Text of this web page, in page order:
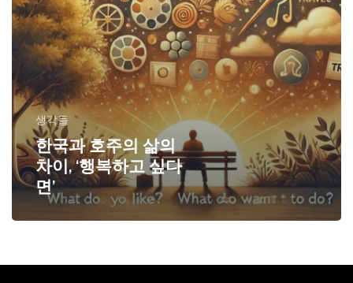
생각들
한국과 호주의 삶의
차이, ‘행복하고 싶다
면’